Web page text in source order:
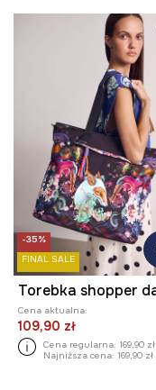
-35%
FINAL SALE
Cena aktualna:
109,90 zł
Cena regularna: 169,90 zł
Najniższa cena: 169,90 zł